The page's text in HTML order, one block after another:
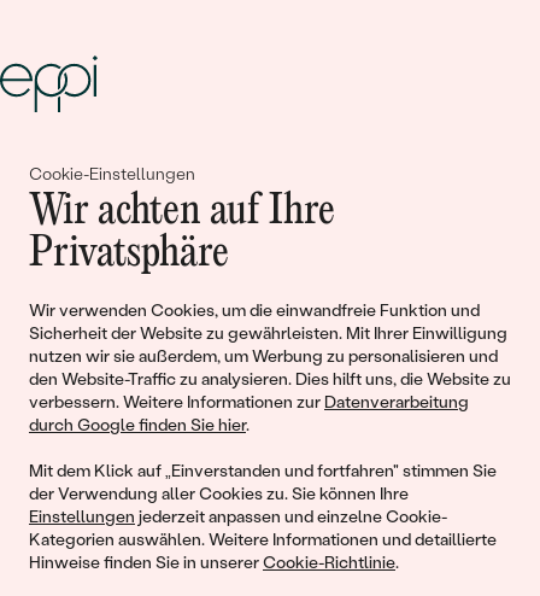
Cookie-Einstellungen
Wir achten auf Ihre
Privatsphäre
Wir verwenden Cookies, um die einwandfreie Funktion und
Sicherheit der Website zu gewährleisten. Mit Ihrer Einwilligung
nutzen wir sie außerdem, um Werbung zu personalisieren und
den Website-Traffic zu analysieren. Dies hilft uns, die Website zu
verbessern. Weitere Informationen zur Datenverarbeitung
durch Google finden Sie hier.
Mit dem Klick auf „Einverstanden und fortfahren" stimmen Sie
der Verwendung aller Cookies zu. Sie können Ihre
Einstellungen jederzeit anpassen und einzelne Cookie-
Kategorien auswählen. Weitere Informationen und detaillierte
Hinweise finden Sie in unsererCookie-Richtlinie.
Gemeinsam erschaffen wir
Geschichten von Schönheit und
Liebe
Begleiten Sie uns!
© 2011 - 2026, Eppi.de